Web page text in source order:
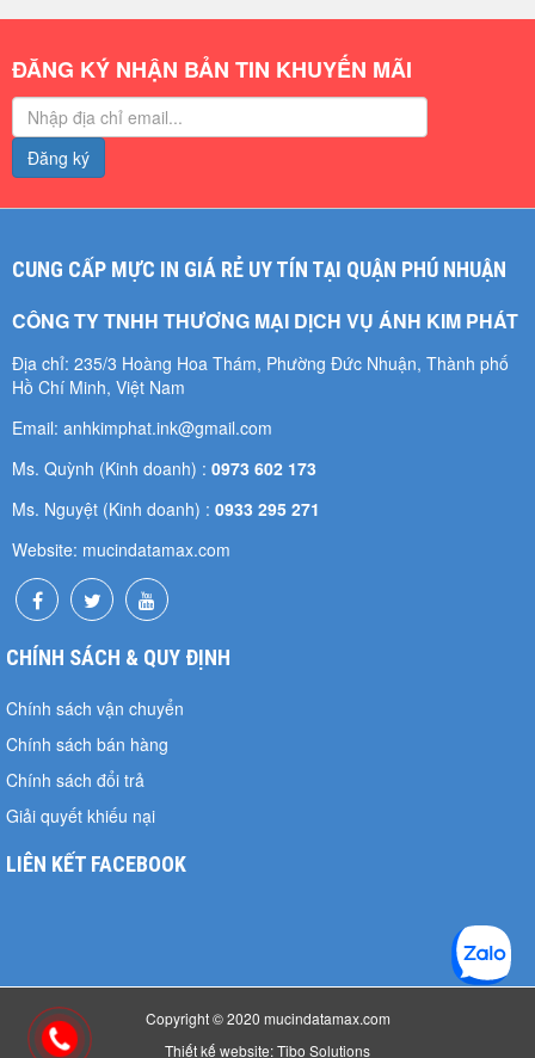
ĐĂNG KÝ NHẬN BẢN TIN KHUYẾN MÃI
Đăng ký
CUNG CẤP MỰC IN GIÁ RẺ UY TÍN TẠI QUẬN PHÚ NHUẬN
CÔNG TY TNHH THƯƠNG MẠI DỊCH VỤ ÁNH KIM PHÁT
Địa chỉ: 235/3 Hoàng Hoa Thám, Phường Đức Nhuận, Thành phố
Hồ Chí Minh, Việt Nam
Email: anhkimphat.ink@gmail.com
Ms. Quỳnh (Kinh doanh) : 0973 602 173
Ms. Nguyệt (Kinh doanh) : 0933 295 271
Website: mucindatamax.com
CHÍNH SÁCH & QUY ĐỊNH
Chính sách vận chuyển
Chính sách bán hàng
Chính sách đổi trả
Giải quyết khiếu nại
LIÊN KẾT FACEBOOK
Copyright © 2020 mucindatamax.com
Thiết kế website: Tibo Solutions